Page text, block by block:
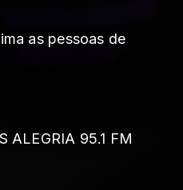
as pessoas de
ALEGRIA 95.1 FM